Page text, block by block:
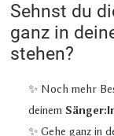
Sehnst du
ganz in
stehen?
✨ Noch mehr
deinem
✨ Gehe ganz in